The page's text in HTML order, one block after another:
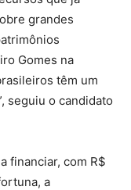
grandes
Gomes na
têm um
seguiu o candidato
financiar, com R$
a